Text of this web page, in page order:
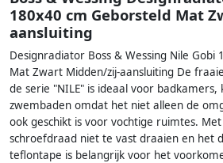
180x40 cm Geborsteld Mat
aansluiting
Designradiator Boss & Wessing Nile Gobi
Mat Zwart Midden/zij-aansluiting De
de serie "NILE" is ideaal voor badkamers,
zwembaden omdat het niet alleen de
ook geschikt is voor vochtige ruimtes.
schroefdraad niet te vast draaien en het
teflontape is belangrijk voor het